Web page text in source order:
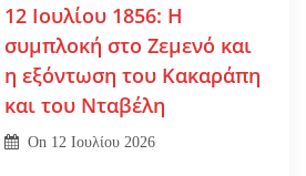
12 Ιουλίου 1856: Η
συμπλοκή στο Ζεμενό και
η εξόντωση του Κακαράπη
και του Νταβέλη
On 12 Ιουλίου 2026